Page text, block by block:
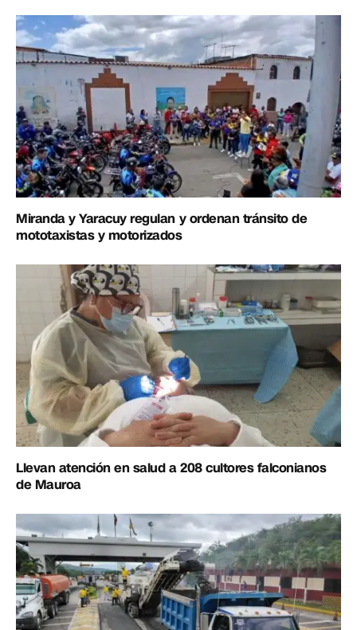
Miranda y Yaracuy regulan y ordenan tránsito de
mototaxistas y motorizados
Llevan atención en salud a 208 cultores falconianos
de Mauroa